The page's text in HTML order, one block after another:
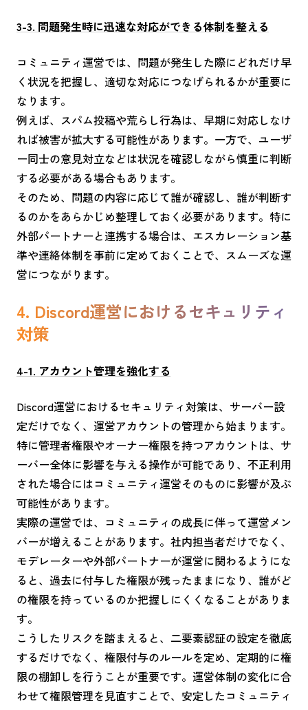
3-3. 問題発生時に迅速な対応ができる体制を整える
コミュニティ運営では、問題が発生した際にどれだけ早
く状況を把握し、適切な対応につなげられるかが重要に
なります。
例えば、スパム投稿や荒らし行為は、早期に対応しなけ
れば被害が拡大する可能性があります。一方で、ユーザ
ー同士の意見対立などは状況を確認しながら慎重に判断
する必要がある場合もあります。
そのため、問題の内容に応じて誰が確認し、誰が判断す
るのかをあらかじめ整理しておく必要があります。特に
外部パートナーと連携する場合は、エスカレーション基
準や連絡体制を事前に定めておくことで、スムーズな運
営につながります。
4. Discord運営におけるセキュリティ
対策
4-1. アカウント管理を強化する
Discord運営におけるセキュリティ対策は、サーバー設
定だけでなく、運営アカウントの管理から始まります。
特に管理者権限やオーナー権限を持つアカウントは、サ
ーバー全体に影響を与える操作が可能であり、不正利用
された場合にはコミュニティ運営そのものに影響が及ぶ
可能性があります。
実際の運営では、コミュニティの成長に伴って運営メン
バーが増えることがあります。社内担当者だけでなく、
モデレーターや外部パートナーが運営に関わるようにな
ると、過去に付与した権限が残ったままになり、誰がど
の権限を持っているのか把握しにくくなることがありま
す。
こうしたリスクを踏まえると、二要素認証の設定を徹底
するだけでなく、権限付与のルールを定め、定期的に権
限の棚卸しを行うことが重要です。運営体制の変化に合
わせて権限管理を見直すことで、安定したコミュニティ